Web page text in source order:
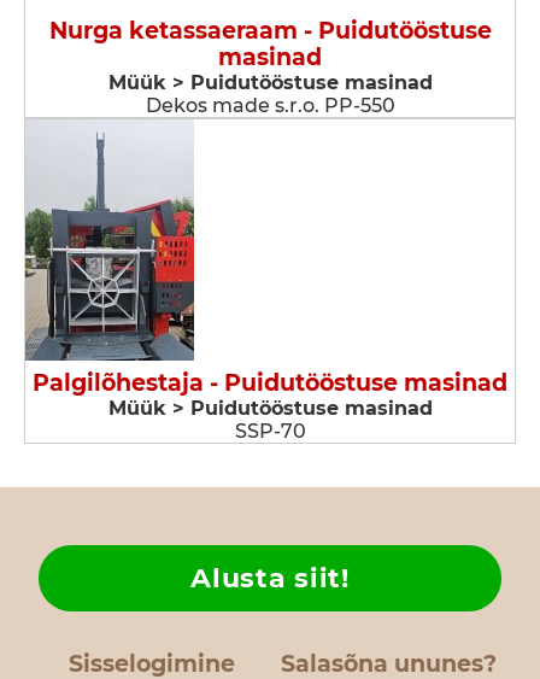
Nurga ketassaeraam - Puidutööstuse
masinad
Müük > Puidutööstuse masinad
Dekos made s.r.o. PP-550
Palgilõhestaja - Puidutööstuse masinad
Müük > Puidutööstuse masinad
SSP-70
Sisselogimine Salasõna ununes?
Alusta siit!